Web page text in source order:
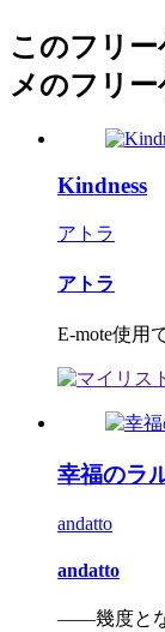
このフリ
メのフリー
Kindness
アトラ
アトラ
E-mote使用
幸福のラ
andatto
andatto
――幾度とな